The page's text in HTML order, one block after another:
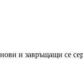
и завръщащи се